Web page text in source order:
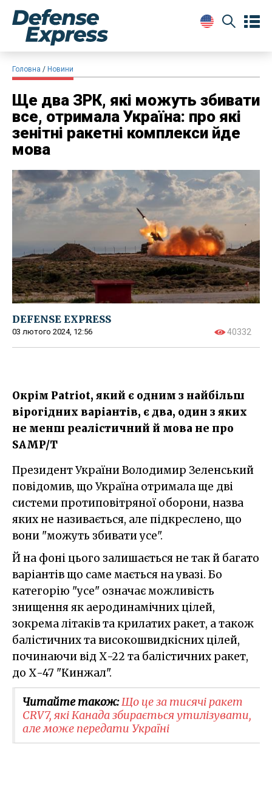
Головна Новини
Ще два ЗРК, які можуть збивати
все, отримала Україна: про які
зенітні ракетні комплекси йде
мова
DEFENSE EXPRESS
03 лютого 2024, 12:56 40332
Окрім Patriot, який є одним з найбільш
вірогідних варіантів, є два, один з яких
не менш реалістичний й мова не про
SAMP/T
Президент України Володимир Зеленський
повідомив, що Україна отримала ще дві
системи протиповітряної оборони, назва
яких не називається, але підкреслено, що
вони "можуть збивати усе".
Й на фоні цього залишається не так й багато
варіантів що саме мається на увазі. Бо
категорію "усе" означає можливість
знищення як аеродинамічних цілей,
зокрема літаків та крилатих ракет, а також
балістичних та високошвидкісних цілей,
починаючи від Х-22 та балістичних ракет,
до Х-47 "Кинжал".
Читайте також:Що це за тисячі ракет
CRV7, які Канада збирається утилізувати,
але може передати Україні